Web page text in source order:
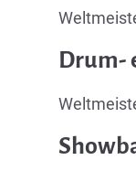
Drum-